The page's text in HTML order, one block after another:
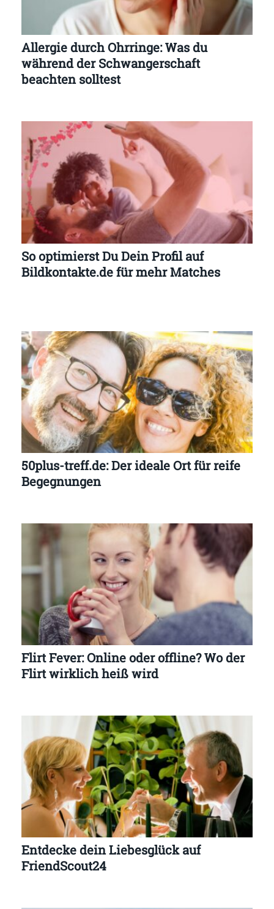
Allergie durch Ohrringe: Was du
während der Schwangerschaft
beachten solltest
So optimierst Du Dein Profil auf
Bildkontakte.de für mehr Matches
50plus-treff.de: Der ideale Ort für reife
Begegnungen
Flirt Fever: Online oder offline? Wo der
Flirt wirklich heiß wird
Entdecke dein Liebesglück auf
FriendScout24